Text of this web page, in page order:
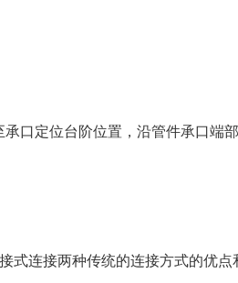
口定位台阶位置，沿管件承口端
式连接两种传统的连接方式的优